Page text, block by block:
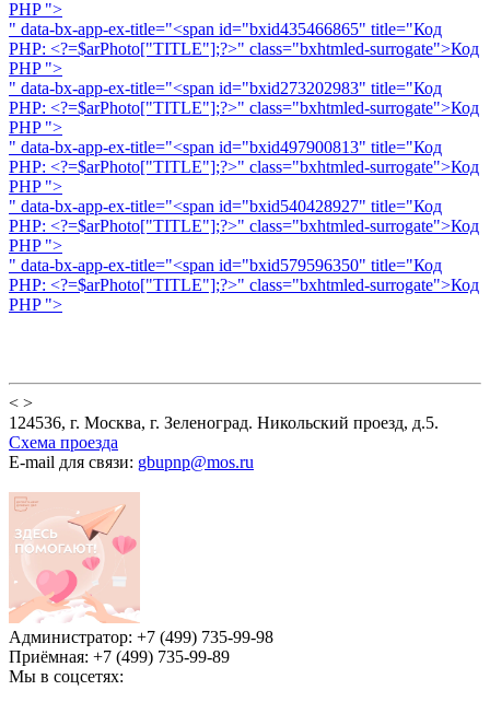
PHP">
" data-bx-app-ex-title="<span id="bxid435466865" title="Код
PHP: <?=$arPhoto["TITLE"];?>" class="bxhtmled-surrogate">Код
PHP">
" data-bx-app-ex-title="<span id="bxid273202983" title="Код
PHP: <?=$arPhoto["TITLE"];?>" class="bxhtmled-surrogate">Код
PHP">
" data-bx-app-ex-title="<span id="bxid497900813" title="Код
PHP: <?=$arPhoto["TITLE"];?>" class="bxhtmled-surrogate">Код
PHP">
" data-bx-app-ex-title="<span id="bxid540428927" title="Код
PHP: <?=$arPhoto["TITLE"];?>" class="bxhtmled-surrogate">Код
PHP">
" data-bx-app-ex-title="<span id="bxid579596350" title="Код
PHP: <?=$arPhoto["TITLE"];?>" class="bxhtmled-surrogate">Код
PHP">
< >
124536, г. Москва, г. Зеленоград. Никольский проезд, д.5.
Схема проезда
E-mail для связи: gbupnp@mos.ru
Администратор: +7 (499) 735-99-98
Приёмная: +7 (499) 735-99-89
Мы в соцсетях: